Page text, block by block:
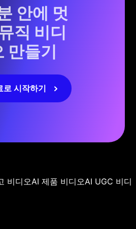
안에 멋
직 비디
만들기
로 시작하기
비디오AI 제품 비디오AI UGC 비디